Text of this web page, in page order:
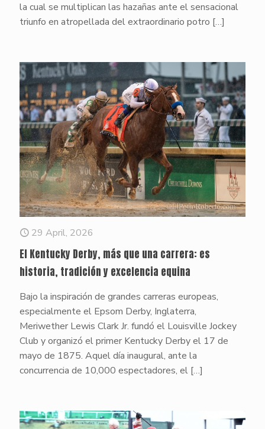
la cual se multiplican las hazañas ante el sensacional
triunfo en atropellada del extraordinario potro […]
29 April, 2026
El Kentucky Derby, más que una carrera: es
historia, tradición y excelencia equina
Bajo la inspiración de grandes carreras europeas,
especialmente el Epsom Derby, Inglaterra,
Meriwether Lewis Clark Jr. fundó el Louisville Jockey
Club y organizó el primer Kentucky Derby el 17 de
mayo de 1875. Aquel día inaugural, ante la
concurrencia de 10,000 espectadores, el […]